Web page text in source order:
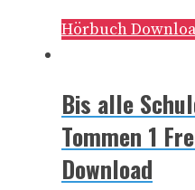
Hörbuch
Bis alle
Tommen 1
Download